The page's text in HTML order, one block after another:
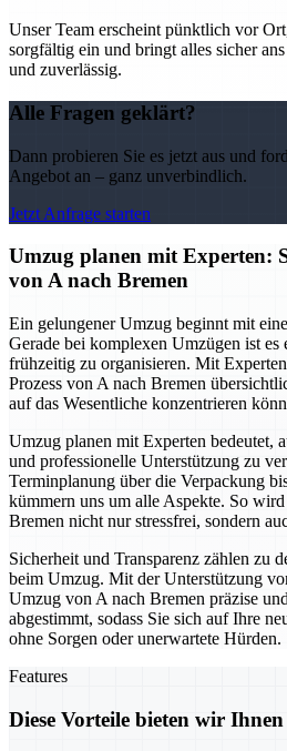
Unser Team erscheint pünktlich vor
sorgfältig ein und bringt alles sicher
und zuverlässig.
Alle Fragen geklärt?
Dann probieren Sie es jetzt aus und
Angebot an – ganz unverbindlich.
Jetzt Anfrage starten
Umzug planen mit Experten:
von A nach Bremen
Ein gelungener Umzug beginnt mit
Gerade bei komplexen Umzügen ist es
frühzeitig zu organisieren. Mit
Prozess von A nach Bremen
auf das Wesentliche konzentrieren
Umzug planen mit Experten bedeutet,
und professionelle Unterstützung zu
Terminplanung über die Verpackung
kümmern uns um alle Aspekte. So
Bremen nicht nur stressfrei, sondern
Sicherheit und Transparenz zählen zu
beim Umzug. Mit der Unterstützung
Umzug von A nach Bremen präzise
abgestimmt, sodass Sie sich auf Ihre
ohne Sorgen oder unerwartete Hürden.
Features
Diese Vorteile bieten wir Ihnen